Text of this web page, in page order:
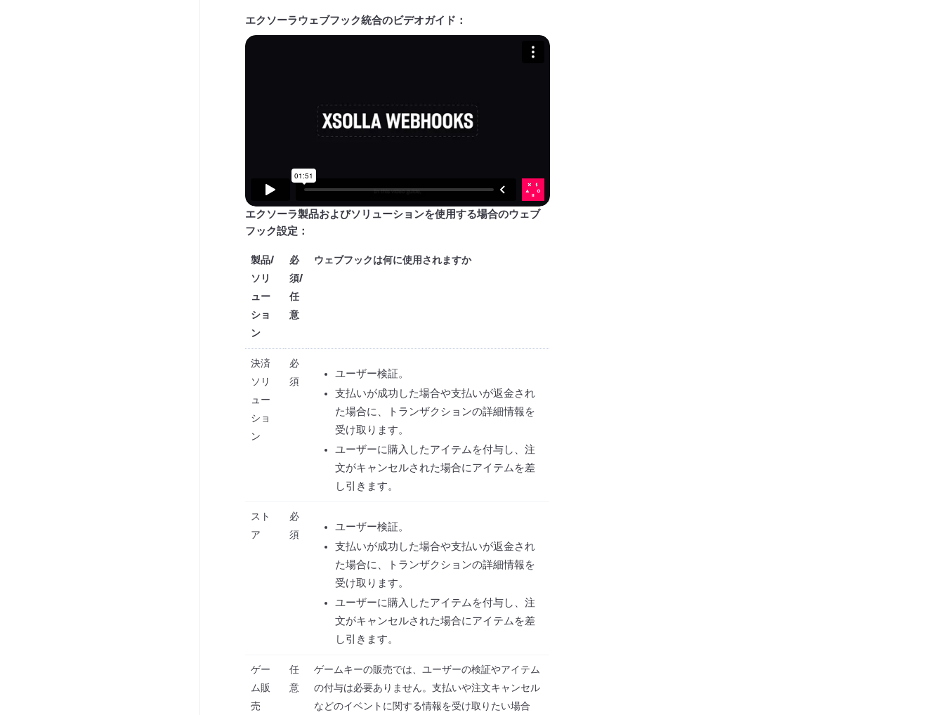
エクソーラウェブフック統合のビデオガイド：
エクソーラ製品およびソリューションを使用する場合のウェブ
フック設定：
製品/
ソリ
ュー
ショ
ン
必
須/
任
意
ウェブフックは何に使用されますか
決済
ソリ
ュー
ショ
ン
必
須
ユーザー検証。
支払いが成功した場合や支払いが返金され
た場合に、トランザクションの詳細情報を
受け取ります。
ユーザーに購入したアイテムを付与し、注
文がキャンセルされた場合にアイテムを差
し引きます。
スト
ア
必
須
ユーザー検証。
支払いが成功した場合や支払いが返金され
た場合に、トランザクションの詳細情報を
受け取ります。
ユーザーに購入したアイテムを付与し、注
文がキャンセルされた場合にアイテムを差
し引きます。
ゲー
ム販
売
任
意
ゲームキーの販売では、ユーザーの検証やアイテム
の付与は必要ありません。支払いや注文キャンセル
などのイベントに関する情報を受け取りたい場合